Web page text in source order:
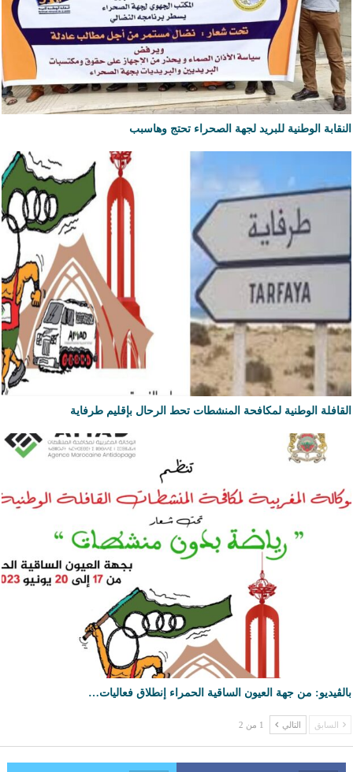
النقابة الوطنية للبريد لجهة الصحراء تحتج وهاسبب
القافلة الوطنية لمكافحة المنشطات تحط الرحال بإقليم طرفاية
بالڤيديو: من جهة العيون الساقية الحمراء إنطلاق فعاليات…
السابق التالي 1 من 2